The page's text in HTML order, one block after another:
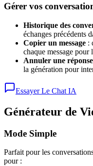
Gérer vos
Historique des
échanges précédents
Copier un message :
chaque message pour
Annuler une réponse
la génération pour
Essayer Le Chat IA
Générateur de
Mode Simple
Parfait pour les
pour :